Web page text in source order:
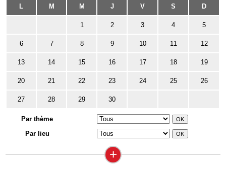
L M M J V S D
1 2 3 4 5
6 7 8 9 10 11 12
13 14 15 16 17 18 19
20 21 22 23 24 25 26
27 28 29 30
Par thème
Par lieu
+